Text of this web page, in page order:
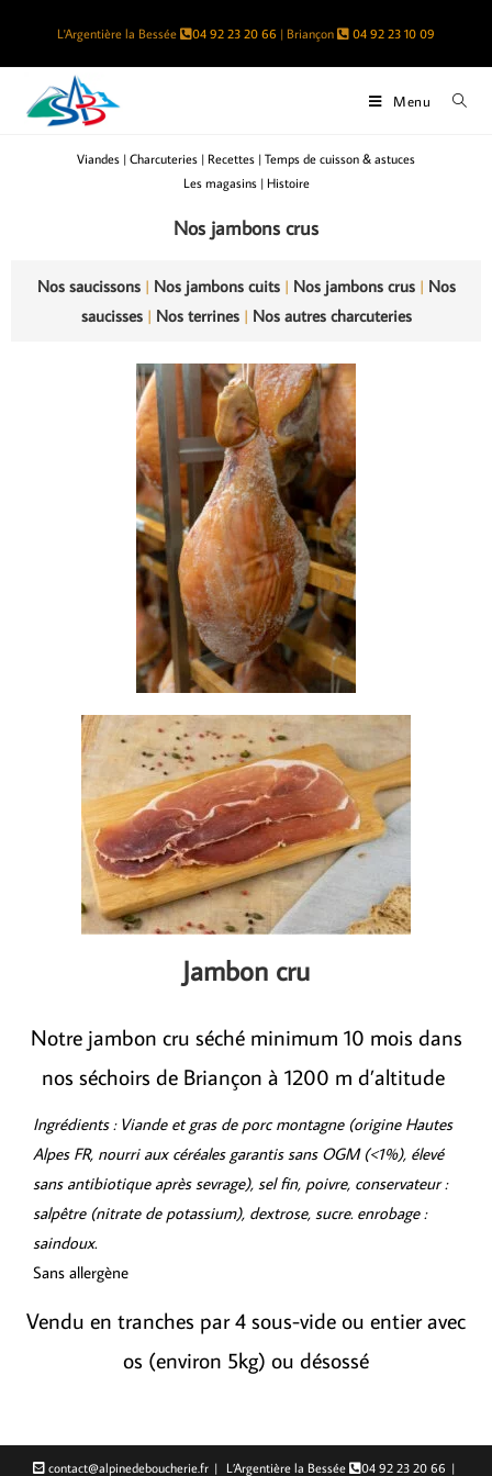
L'Argentière la Bessée 04 92 23 20 66 | Briançon 04 92 23 10 09
Menu
Viandes | Charcuteries | Recettes | Temps de cuisson & astuces
Les magasins| Histoire
Nos jambons crus
Nos saucissons| Nos jambons cuits| Nos jambons crus| Nos
saucisses| Nos terrines| Nos autres charcuteries
Jambon cru
Notre jambon cru séché minimum 10 mois dans
nos séchoirs de Briançon à 1200 m d’altitude
Ingrédients : Viande et gras de porc montagne (origine Hautes
Alpes FR, nourri aux céréales garantis sans OGM (<1%), élevé
sans antibiotique après sevrage), sel fin, poivre, conservateur :
salpêtre (nitrate de potassium), dextrose, sucre. enrobage :
saindoux.
Sans allergène
Vendu en tranches par 4 sous-vide ou entier avec
os (environ 5kg) ou désossé
contact@alpinedeboucherie.fr L’Argentière la Bessée 04 92 23 20 66